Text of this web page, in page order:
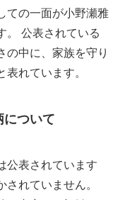
ての一面が小野瀬雅
。 公表されている
の中に、家族を守り
れています。
について
公表されています
れていません。